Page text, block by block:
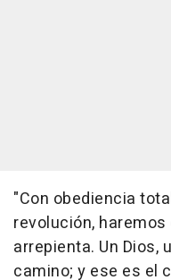
"Con obediencia
revolución,
arrepienta. Un Dios,
camino; y ese es el